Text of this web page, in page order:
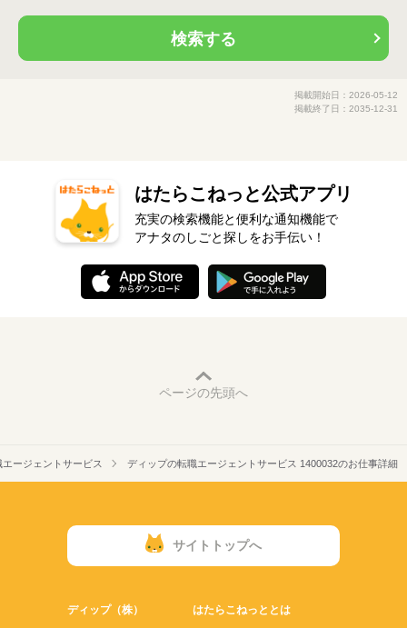
検索する
掲載開始日：2026-05-12
掲載終了日：2035-12-31
はたらこねっと公式アプリ
充実の検索機能と便利な通知機能で
アナタのしごと探しをお手伝い！
ページの先頭へ
ージェントサービス ディップの転職エージェントサービス 1400032のお仕事詳細
サイトトップへ
ディップ（株） はたらこねっととは